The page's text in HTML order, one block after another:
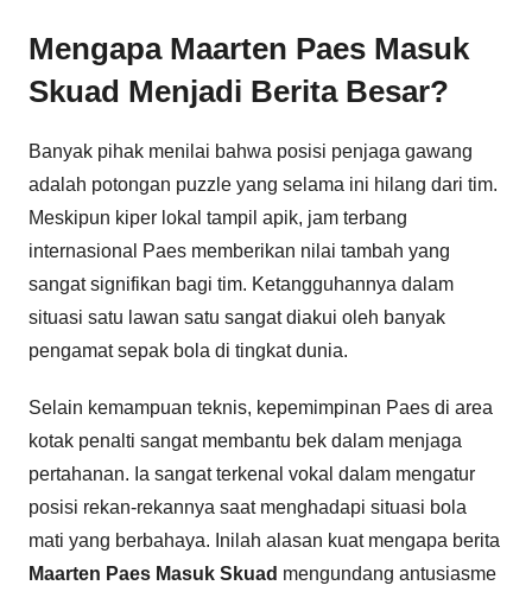
Mengapa Maarten Paes Masuk
Skuad Menjadi Berita Besar?
Banyak pihak menilai bahwa posisi penjaga gawang
adalah potongan puzzle yang selama ini hilang dari tim.
Meskipun kiper lokal tampil apik, jam terbang
internasional Paes memberikan nilai tambah yang
sangat signifikan bagi tim. Ketangguhannya dalam
situasi satu lawan satu sangat diakui oleh banyak
pengamat sepak bola di tingkat dunia.
Selain kemampuan teknis, kepemimpinan Paes di area
kotak penalti sangat membantu bek dalam menjaga
pertahanan. Ia sangat terkenal vokal dalam mengatur
posisi rekan-rekannya saat menghadapi situasi bola
mati yang berbahaya. Inilah alasan kuat mengapa berita
Maarten Paes Masuk Skuad mengundang antusiasme